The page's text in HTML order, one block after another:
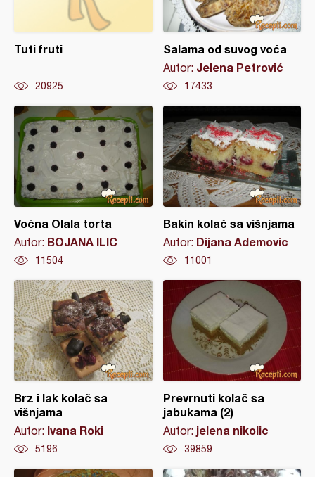
Tuti fruti
20925
Salama od suvog voća
Autor: Jelena Petrović
17433
Voćna Olala torta
Autor: BOJANA ILIC
11504
Bakin kolač sa višnjama
Autor: Dijana Ademovic
11001
Brz i lak kolač sa
višnjama
Autor: Ivana Roki
5196
Prevrnuti kolač sa
jabukama (2)
Autor: jelena nikolic
39859